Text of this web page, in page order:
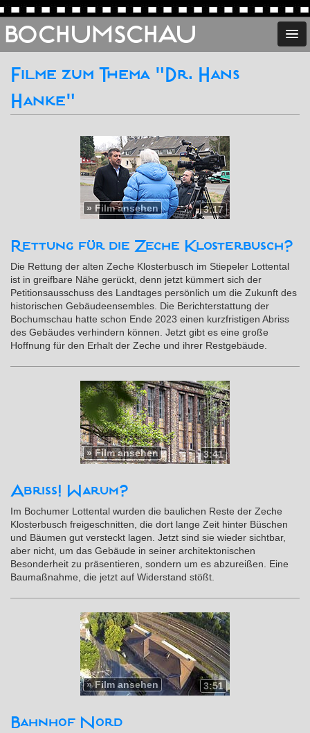
BOCHUMSCHAU
Filme zum Thema "Dr. Hans
Hanke"
3:17
» Film ansehen
Rettung für die Zeche Klosterbusch?
Die Rettung der alten Zeche Klosterbusch im Stiepeler Lottental
ist in greifbare Nähe gerückt, denn jetzt kümmert sich der
Petitionsausschuss des Landtages persönlich um die Zukunft des
historischen Gebäudeensembles. Die Berichterstattung der
Bochumschau hatte schon Ende 2023 einen kurzfristigen Abriss
des Gebäudes verhindern können. Jetzt gibt es eine große
Hoffnung für den Erhalt der Zeche und ihrer Restgebäude.
3:41
»Film ansehen
Abriss! Warum?
Im Bochumer Lottental wurden die baulichen Reste der Zeche
Klosterbusch freigeschnitten, die dort lange Zeit hinter Büschen
und Bäumen gut versteckt lagen. Jetzt sind sie wieder sichtbar,
aber nicht, um das Gebäude in seiner architektonischen
Besonderheit zu präsentieren, sondern um es abzureißen. Eine
Baumaßnahme, die jetzt auf Widerstand stößt.
3:51
»Film ansehen
Bahnhof Nord